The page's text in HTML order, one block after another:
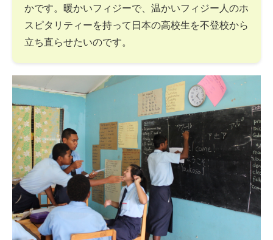
かです。暖かいフィジーで、温かいフィジー人のホ
スピタリティーを持って日本の高校生を不登校から
立ち直らせたいのです。